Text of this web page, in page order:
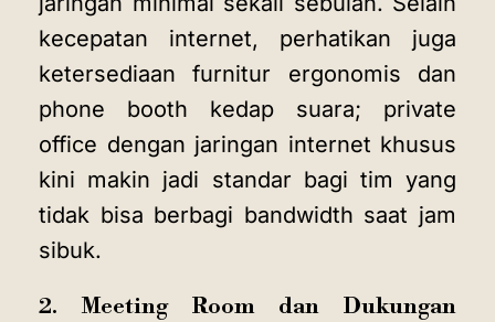
kecepatan internet, perhatikan juga
ketersediaan furnitur ergonomis dan
phone booth kedap suara; private
office dengan jaringan internet khusus
kini makin jadi standar bagi tim yang
tidak bisa berbagi bandwidth saat jam
sibuk.
2. Meeting Room dan Dukungan